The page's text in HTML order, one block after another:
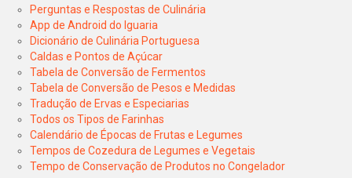
Perguntas e Respostas de Culinária
App de Android do Iguaria
Dicionário de Culinária Portuguesa
Caldas e Pontos de Açúcar
Tabela de Conversão de Fermentos
Tabela de Conversão de Pesos e Medidas
Tradução de Ervas e Especiarias
Todos os Tipos de Farinhas
Calendário de Épocas de Frutas e Legumes
Tempos de Cozedura de Legumes e Vegetais
Tempo de Conservação de Produtos no Congelador